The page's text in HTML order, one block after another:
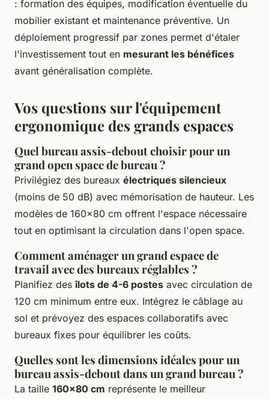
: formation des équipes, modification éventuelle du
mobilier existant et maintenance préventive. Un
déploiement progressif par zones permet d'étaler
l'investissement tout en mesurant les bénéfices
avant généralisation complète.
Vos questions sur l'équipement
ergonomique des grands espaces
Quel bureau assis-debout choisir pour un
grand open space de bureau ?
Privilégiez des bureaux électriques silencieux
(moins de 50 dB) avec mémorisation de hauteur. Les
modèles de 160x80 cm offrent l'espace nécessaire
tout en optimisant la circulation dans l'open space.
Comment aménager un grand espace de
travail avec des bureaux réglables ?
Planifiez desîlots de 4-6 postes avec circulation de
120 cm minimum entre eux. Intégrez le câblage au
sol et prévoyez des espaces collaboratifs avec
bureaux fixes pour équilibrer les coûts.
Quelles sont les dimensions idéales pour un
bureau assis-debout dans un grand bureau ?
La taille 160x80 cm représente le meilleur